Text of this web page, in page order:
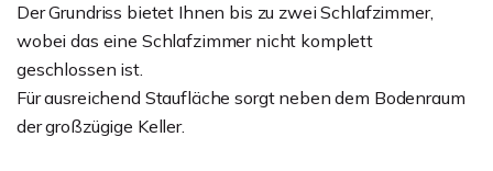
Der Grundriss bietet Ihnen bis zu zwei Schlafzimmer,
wobei das eine Schlafzimmer nicht komplett
geschlossen ist.
Für ausreichend Staufläche sorgt neben dem Bodenraum
der großzügige Keller.